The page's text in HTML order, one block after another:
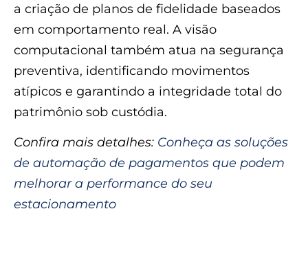
a criação de planos de fidelidade baseados
em comportamento real. A visão
computacional também atua na segurança
preventiva, identificando movimentos
atípicos e garantindo a integridade total do
patrimônio sob custódia.
Confira mais detalhes: Conheça as soluções
de automação de pagamentos que podem
melhorar a performance do seu
estacionamento